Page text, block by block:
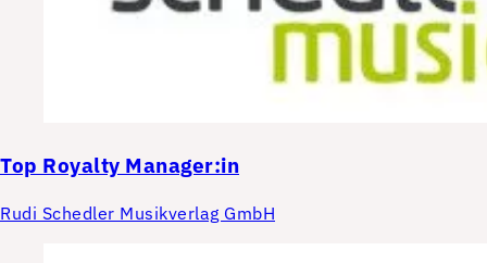
Top Royalty Manager:in
Rudi Schedler Musikverlag GmbH